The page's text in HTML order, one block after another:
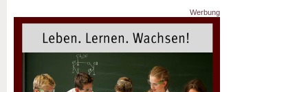
Werbung